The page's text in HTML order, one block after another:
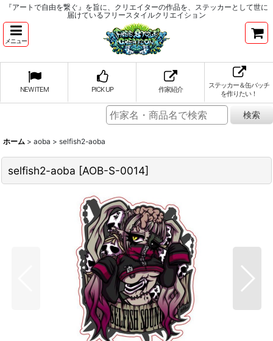
『アートで自由を繋ぐ』を旨に、クリエイターの作品を、ステッカーとして世に
届けているフリースタイルクリエイション
メニュー
NEW ITEM PICK UP 作家紹介
ステッカー＆缶バッチ
を作りたい！
ホーム > aoba > selfish2-aoba
selfish2-aoba [AOB-S-0014]